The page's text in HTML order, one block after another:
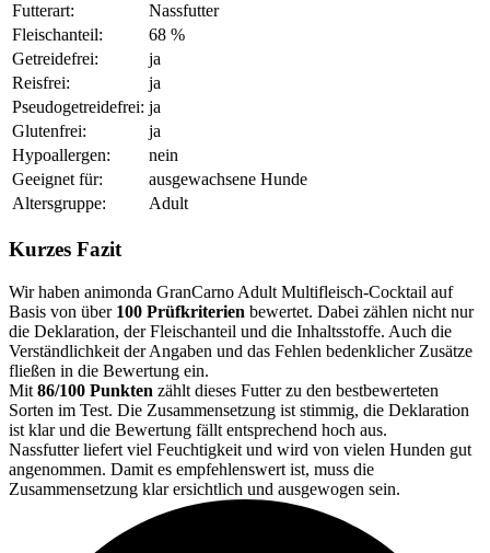
Futterart:
Nassfutter
Fleischanteil:
68 %
Getreidefrei:
ja
Reisfrei:
ja
Pseudogetreidefrei: ja
Glutenfrei:
ja
Hypoallergen:
nein
Geeignet für:
ausgewachsene Hunde
Altersgruppe:
Adult
Kurzes Fazit
Wir haben animonda GranCarno Adult Multifleisch-Cocktail auf
Basis von über 100 Prüfkriterien bewertet. Dabei zählen nicht nur
die Deklaration, der Fleischanteil und die Inhaltsstoffe. Auch die
Verständlichkeit der Angaben und das Fehlen bedenklicher Zusätze
fließen in die Bewertung ein.
Mit 86/100 Punkten zählt dieses Futter zu den bestbewerteten
Sorten im Test. Die Zusammensetzung ist stimmig, die Deklaration
ist klar und die Bewertung fällt entsprechend hoch aus.
Nassfutter liefert viel Feuchtigkeit und wird von vielen Hunden gut
angenommen. Damit es empfehlenswert ist, muss die
Zusammensetzung klar ersichtlich und ausgewogen sein.